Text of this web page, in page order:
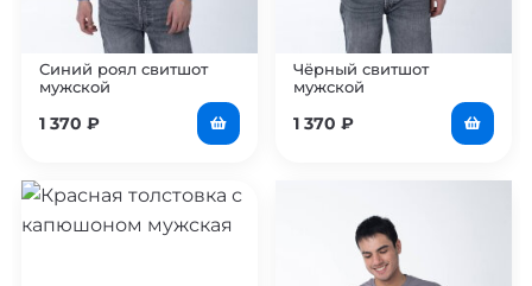
Синий роял свитшот
мужской
1 370 ₽
Чёрный свитшот
мужской
1 370 ₽